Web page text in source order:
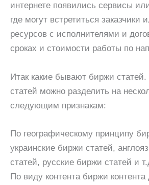
интернете появились сервисы
где могут встретиться заказчики
ресурсов с исполнителями и
сроках и стоимости работы по
Итак какие бывают биржи
статей можно разделить на
следующим признакам:
По географическому принципу
украинские биржи статей,
статей, русские биржи статей и
По виду контента биржи контента